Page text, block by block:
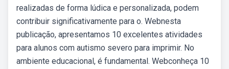
realizadas de forma lúdica e personalizada, podem
contribuir significativamente para o. Webnesta
publicação, apresentamos 10 excelentes atividades
para alunos com autismo severo para imprimir. No
ambiente educacional, é fundamental. Webconheça 10